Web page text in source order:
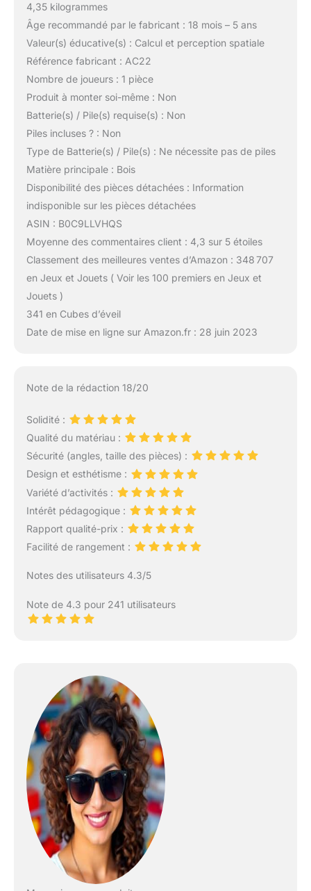
4,35 kilogrammes
Âge recommandé par le fabricant : 18 mois – 5 ans
Valeur(s) éducative(s) : Calcul et perception spatiale
Référence fabricant : AC22
Nombre de joueurs : 1 pièce
Produit à monter soi-même : Non
Batterie(s) / Pile(s) requise(s) : Non
Piles incluses ? : Non
Type de Batterie(s) / Pile(s) : Ne nécessite pas de piles
Matière principale : Bois
Disponibilité des pièces détachées : Information
indisponible sur les pièces détachées
ASIN : B0C9LLVHQS
Moyenne des commentaires client : 4,3 sur 5 étoiles
Classement des meilleures ventes d’Amazon : 348 707
en Jeux et Jouets ( Voir les 100 premiers en Jeux et
Jouets )
341 en Cubes d’éveil
Date de mise en ligne sur Amazon.fr : 28 juin 2023
Note de la rédaction 18/20
Solidité :
Qualité du matériau :
Sécurité (angles, taille des pièces) :
Design et esthétisme :
Variété d’activités :
Intérêt pédagogique :
Rapport qualité-prix :
Facilité de rangement :
Notes des utilisateurs 4.3/5
Note de 4.3 pour 241 utilisateurs